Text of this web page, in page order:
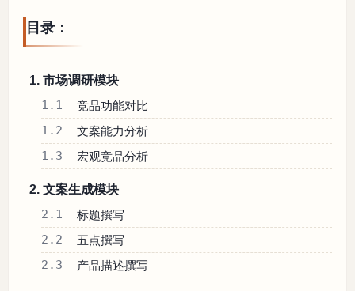
目录：
1. 市场调研模块
1.1 竞品功能对比
1.2 文案能力分析
1.3 宏观竞品分析
2. 文案生成模块
2.1 标题撰写
2.2 五点撰写
2.3 产品描述撰写